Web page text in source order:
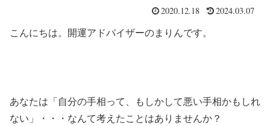
2020.12.18 2024.03.07
こんにちは。開運アドバイザーのまりんです。
あなたは「自分の手相って、もしかして悪い手相かもしれ
ない」・・・なんて考えたことはありませんか？